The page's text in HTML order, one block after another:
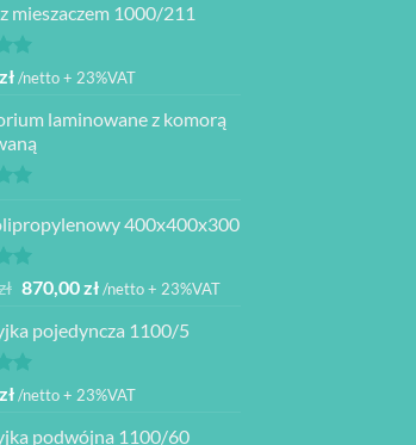
mieszaczem 1000/211
zł/netto + 23%VAT
laminowane z komorą
5 400x400x300
Pierwotna
wynosiła:
970,00 zł.
870,00złAktualna
wynosi:
/netto + 23%VAT
pojedyncza 1100/5
zł/netto + 23%VAT
podwójna 1100/60